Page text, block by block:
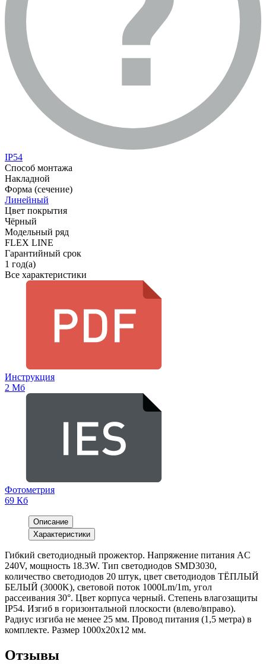
IP54
Способ монтажа
Накладной
Форма (сечение)
Линейный
Цвет покрытия
Чёрный
Модельный ряд
FLEX LINE
Гарантийный срок
1 год(а)
Все характеристики
Инструкция
2 Мб
Фотометрия
69 Кб
Описание
Характеристики
Гибкий светодиодный прожектор. Напряжение питания AC
240V, мощность 18.3W. Тип светодиодов SMD3030,
количество светодиодов 20 штук, цвет светодиодов ТЁПЛЫЙ
БЕЛЫЙ (3000K), световой поток 1000Lm/1m, угол
рассеивания 30°. Цвет корпуса черный. Степень влагозащиты
IP54. Изгиб в горизонтальной плоскости (влево/вправо).
Радиус изгиба не менее 25 мм. Провод питания (1,5 метра) в
комплекте. Размер 1000x20x12 мм.
Отзывы